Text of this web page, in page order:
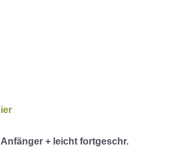
Anfänger + leicht fortgeschr.